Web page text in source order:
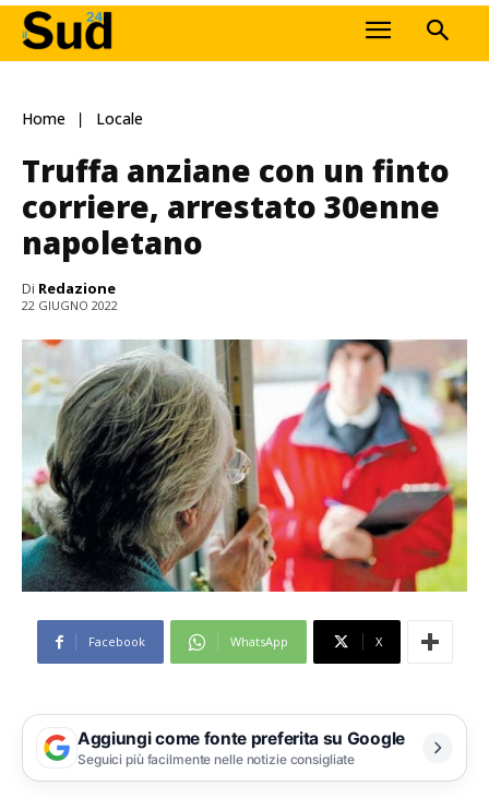
Home Locale
Truffa anziane con un finto
corriere, arrestato 30enne
napoletano
Di Redazione
22 GIUGNO 2022
Facebook WhatsApp X
Aggiungi come fonte preferita su Google
Seguici più facilmente nelle notizie consigliate